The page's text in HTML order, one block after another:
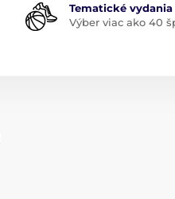
Tematické vydania
Výber viac ako 40